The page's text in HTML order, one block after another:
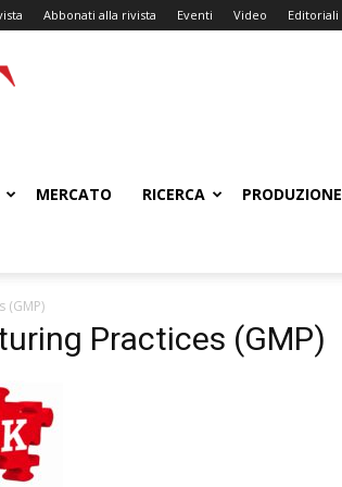
Abbonati alla rivista Eventi Video Editoriali
MERCATO RICERCA PRODUZIONE
(GMP)
Practices (GMP)